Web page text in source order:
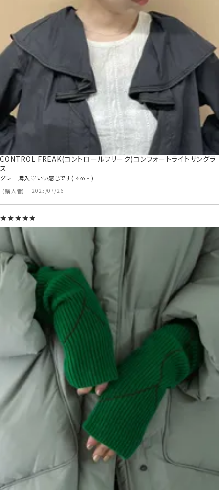
CONTROL FREAK(コントロールフリーク)コンフォートライトサングラ
ス
購入者 2025/07/26
グレー購入♡いい感じです(⁠⁠✧⁠ω⁠✧⁠)⁠